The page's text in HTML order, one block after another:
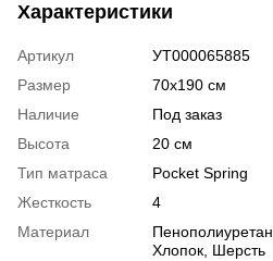
Характеристики
Артикул
УТ000065885
Размер
70х190 см
Наличие
Под заказ
Высота
20 см
Тип матраса
Pocket Spring
Жесткость
4
Материал
Пенополиуретан
Хлопок, Шерсть